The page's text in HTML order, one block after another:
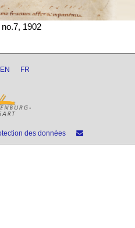
1902
EN FR
des données